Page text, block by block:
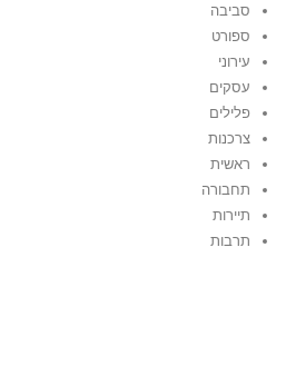
סביבה
ספורט
עירוני
עסקים
פלילים
צרכנות
ראשית
תחבורה
תיירות
תרבות